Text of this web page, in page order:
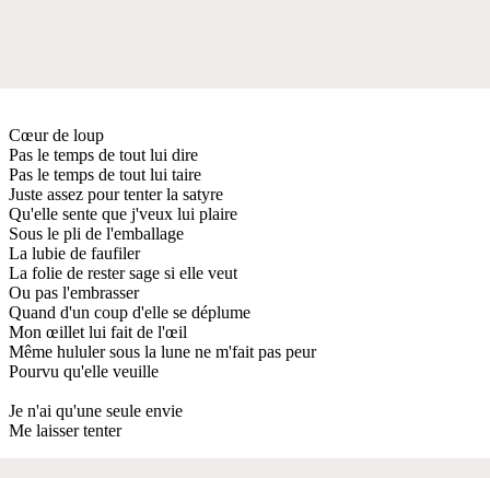
Cœur de loup
Pas le temps de tout lui dire
Pas le temps de tout lui taire
Juste assez pour tenter la satyre
Qu'elle sente que j'veux lui plaire
Sous le pli de l'emballage
La lubie de faufiler
La folie de rester sage si elle veut
Ou pas l'embrasser
Quand d'un coup d'elle se déplume
Mon œillet lui fait de l'œil
Même hululer sous la lune ne m'fait pas peur
Pourvu qu'elle veuille
Je n'ai qu'une seule envie
Me laisser tenter